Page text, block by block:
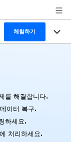
체험하기
를 해결합니다.
이터 복구.
하세요.
처리하세요.